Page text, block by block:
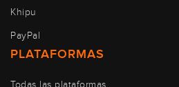
Khipu
PayPal
PLATAFORMAS
Todas las plataformas